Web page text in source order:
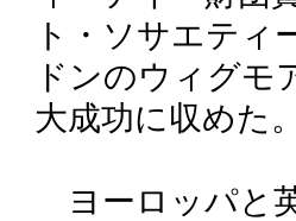
ト・ソサエティ
ドンのウィグモ
大成功に収めた
ヨーロッパと